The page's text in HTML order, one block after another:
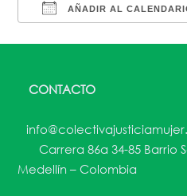
AÑADIR AL
CONTACTO
Carrera 86a 34-85 Barrio
Medellín – Colombia